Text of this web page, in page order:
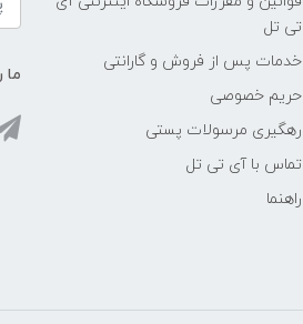
تی تل
خدمات پس از فروش و گارانتی
حریم خصوصی
رهگیری مرسولات پستی
تماس با آی تی تل
راهنما
ما